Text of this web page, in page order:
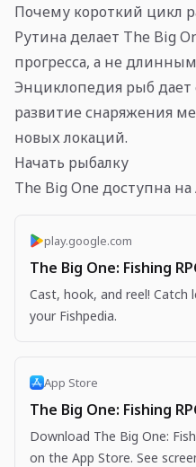
Почему короткий цикл
Рутина делает The Big
прогресса, а не
Энциклопедия рыб дает
развитие снаряжения
новых локаций.
Начать рыбалку
The Big One доступна
play.google.com
The Big One: Fishing
Cast, hook, and reel! Catch
your Fishpedia.
App Store
The Big One: Fishing
Download The Big One:
on the App Store. See